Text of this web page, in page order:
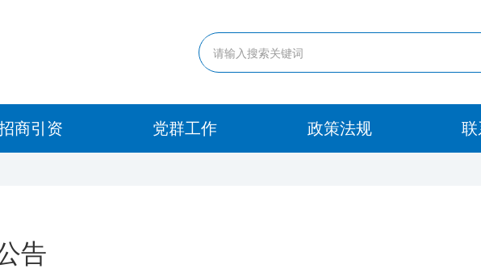
商引资 党群工作 政策法规
告